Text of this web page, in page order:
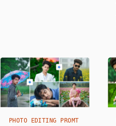
PHOTO EDITING PROMT